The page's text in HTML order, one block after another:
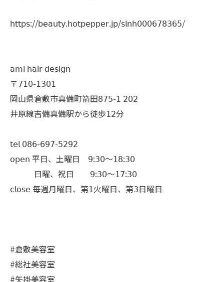
𝗁𝗍𝗍𝗉𝗌://𝖻𝖾𝖺𝗎𝗍𝗒.𝗁𝗈𝗍𝗉𝖾𝗉𝗉𝖾𝗋.𝗃𝗉/𝗌𝗅𝗇𝗁𝟢𝟢𝟢𝟨𝟩𝟪𝟥𝟨𝟧/
𝖺𝗆𝗂 𝗁𝖺𝗂𝗋 𝖽𝖾𝗌𝗂𝗀𝗇
〒𝟩𝟣𝟢-𝟣𝟥𝟢𝟣
岡山県倉敷市真備町箭田𝟪𝟩𝟧-𝟣 𝟤𝟢𝟤
井原線吉備真備駅から徒歩𝟣𝟤分
𝗍𝖾𝗅 𝟢𝟪𝟨-𝟨𝟫𝟩-𝟧𝟤𝟫𝟤
𝗈𝗉𝖾𝗇 平日、土曜日 𝟫:𝟥𝟢〜𝟣𝟪:𝟥𝟢
日曜、祝日 𝟫:𝟥𝟢〜𝟣𝟩:𝟥𝟢
𝖼𝗅𝗈𝗌𝖾 毎週月曜日、第𝟣火曜日、第𝟥日曜日
#倉敷美容室
#総社美容室
#矢掛美容室